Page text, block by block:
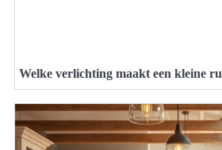
Welke verlichting maakt een kleine